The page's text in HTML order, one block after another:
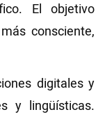
El objetivo
consciente,
digitales y
y lingüísticas.